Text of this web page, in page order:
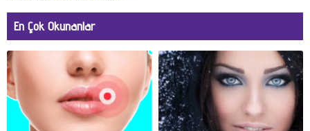
En Çok Okunanlar